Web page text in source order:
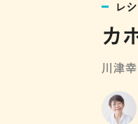
レ
カ
川津幸